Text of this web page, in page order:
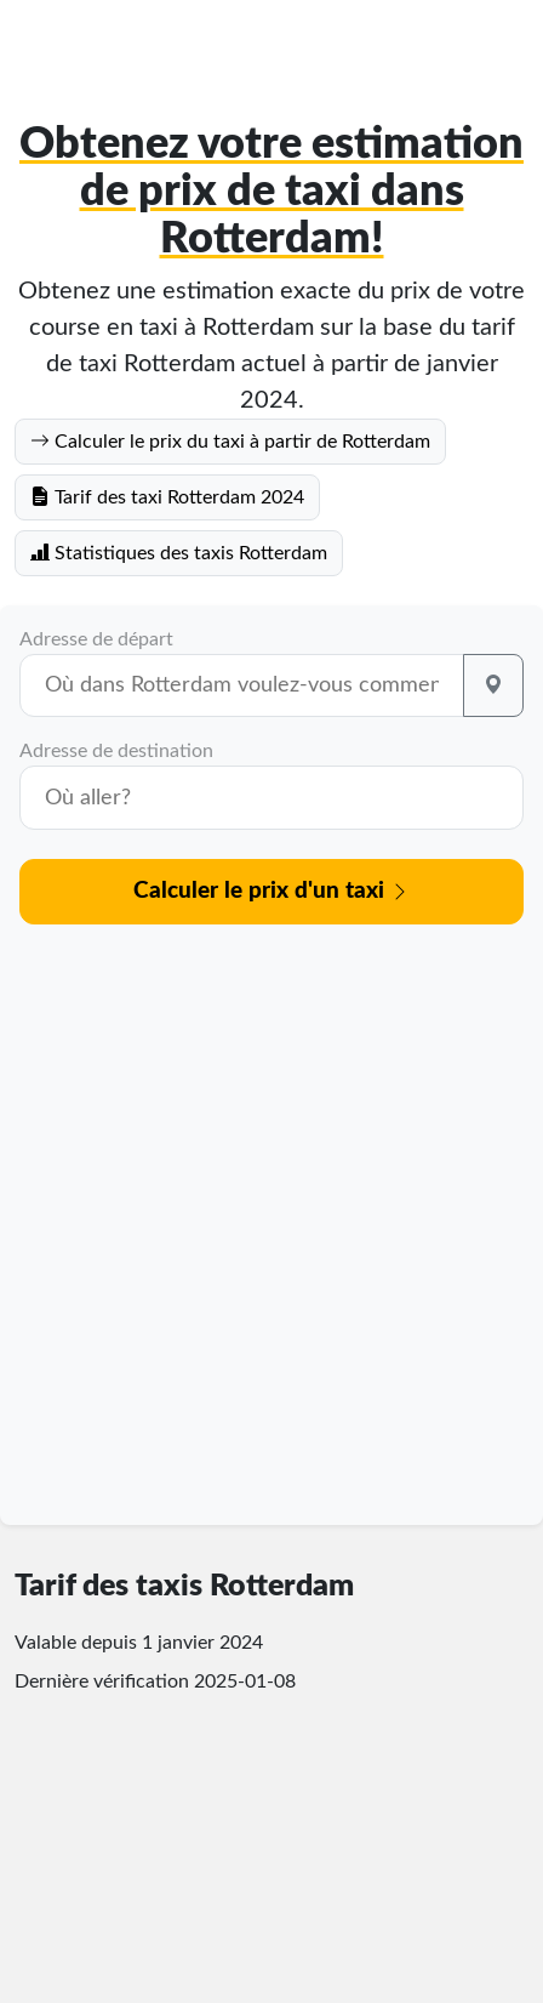
Obtenez votre estimation
de prix de taxi dans
Rotterdam!
Obtenez une estimation exacte du prix de votre
course en taxi à Rotterdam sur la base du tarif
de taxi Rotterdam actuel à partir de janvier
2024.
Calculer le prix du taxi à partir de Rotterdam
Tarif des taxi Rotterdam 2024
Statistiques des taxis Rotterdam
Adresse de départ
Adresse de destination
Calculer le prix d'un taxi
Tarif des taxis Rotterdam
Valable depuis 1 janvier 2024
Dernière vérification 2025-01-08